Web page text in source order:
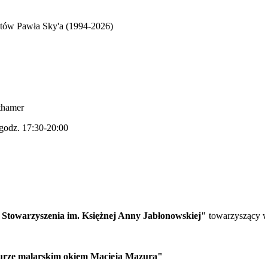
Pawła Sky'a (1994-2026)
17:30-20:00
im. Księżnej Anny Jabłonowskiej" towarzyszący
malarskim okiem Macieja Mazura"